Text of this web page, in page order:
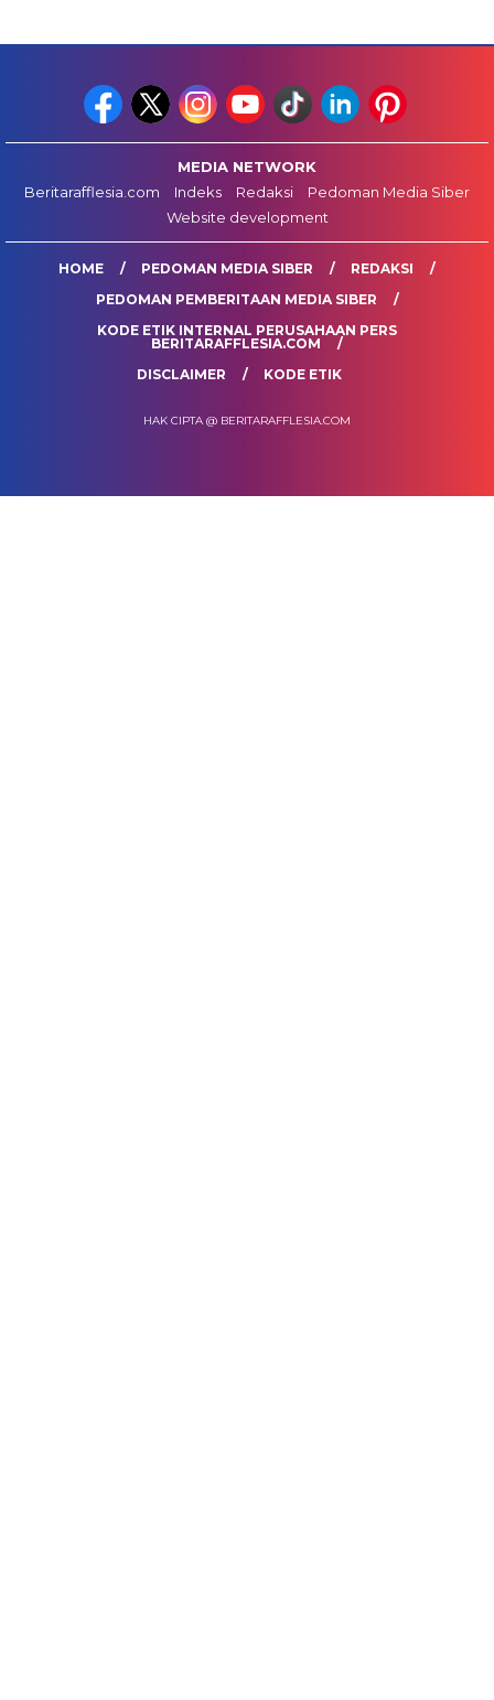
MEDIA NETWORK
Beritarafflesia.com
Indeks Redaksi
Pedoman Media Siber
Website development
HOME PEDOMAN MEDIA SIBER
REDAKSI
PEDOMAN PEMBERITAAN MEDIA SIBER
KODE ETIK INTERNAL PERUSAHAAN PERS
BERITARAFFLESIA.COM
DISCLAIMER
KODE ETIK
HAK CIPTA @ BERITARAFFLESIA.COM